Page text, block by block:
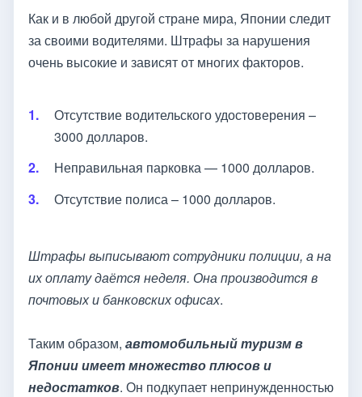
Как и в любой другой стране мира, Японии следит
за своими водителями. Штрафы за нарушения
очень высокие и зависят от многих факторов.
Отсутствие водительского удостоверения –
3000 долларов.
Неправильная парковка — 1000 долларов.
Отсутствие полиса – 1000 долларов.
Штрафы выписывают сотрудники полиции, а на
их оплату даётся неделя. Она производится в
почтовых и банковских офисах.
Таким образом, автомобильный туризм в
Японии имеет множество плюсов и
недостатков. Он подкупает непринужденностью